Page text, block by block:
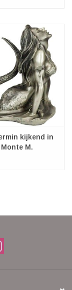
kijkend in
M.